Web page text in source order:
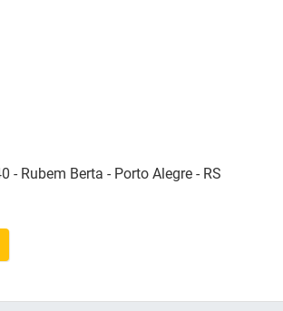
- Rubem Berta - Porto Alegre - RS